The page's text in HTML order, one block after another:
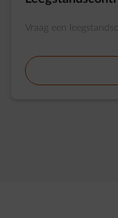
Vraag een